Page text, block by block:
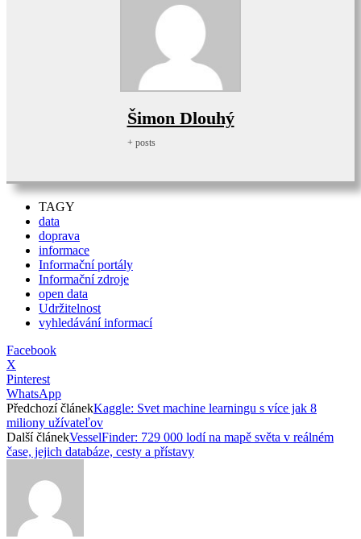
Šimon Dlouhý
+ posts
TAGY
data
doprava
informace
Informační portály
Informační zdroje
open data
Udržitelnost
vyhledávání informací
Facebook
X
Pinterest
WhatsApp
Předchozí článekKaggle: Svet machine learningu s více jak 8
miliony užívateľov
Další článekVesselFinder: 729 000 lodí na mapě světa v reálném
čase, jejich databáze, cesty a přístavy